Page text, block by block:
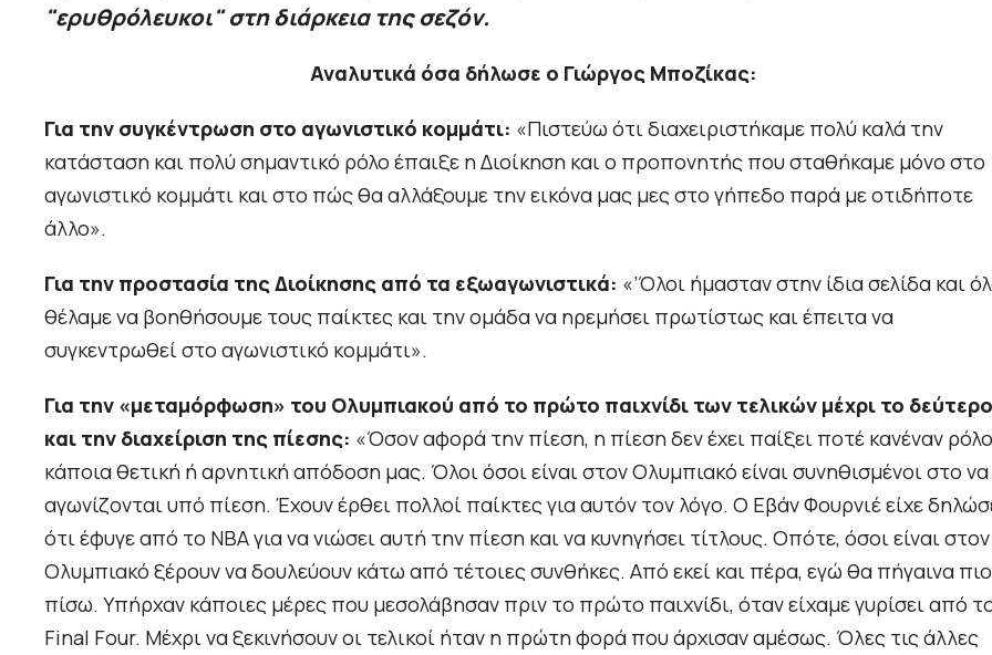
"ερυθρόλευκοι" στη διάρκεια της σεζόν.
Αναλυτικά όσα δήλωσε ο Γιώργος Μποζίκας:
Για την συγκέντρωση στο αγωνιστικό κομμάτι: «Πιστεύω ότι διαχειριστήκαμε πολύ καλά την
κατάσταση και πολύ σημαντικό ρόλο έπαιξε η Διοίκηση και ο προπονητής που σταθήκαμε μόνο στο
αγωνιστικό κομμάτι και στο πώς θα αλλάξουμε την εικόνα μας μες στο γήπεδο παρά με οτιδήποτε
άλλο».
Για την προστασία της Διοίκησης από τα εξωαγωνιστικά: «’Όλοι ήμασταν στην ίδια σελίδα και
θέλαμε να βοηθήσουμε τους παίκτες και την ομάδα να ηρεμήσει πρωτίστως και έπειτα να
συγκεντρωθεί στο αγωνιστικό κομμάτι».
Για την «μεταμόρφωση» του Ολυμπιακού από το πρώτο παιχνίδι των τελικών μέχρι το δεύτερο
και την διαχείριση της πίεσης: «Όσον αφορά την πίεση, η πίεση δεν έχει παίξει ποτέ κανέναν
κάποια θετική ή αρνητική απόδοση μας. Όλοι όσοι είναι στον Ολυμπιακό είναι συνηθισμένοι στο να
αγωνίζονται υπό πίεση. Έχουν έρθει πολλοί παίκτες για αυτόν τον λόγο. Ο Εβάν Φουρνιέ είχε
ότι έφυγε από το ΝΒΑ για να νιώσει αυτή την πίεση και να κυνηγήσει τίτλους. Οπότε, όσοι είναι στον
Ολυμπιακό ξέρουν να δουλεύουν κάτω από τέτοιες συνθήκες. Από εκεί και πέρα, εγώ θα πήγαινα πιο
πίσω. Υπήρχαν κάποιες μέρες που μεσολάβησαν πριν το πρώτο παιχνίδι, όταν είχαμε γυρίσει από
Final Four. Μέχρι να ξεκινήσουν οι τελικοί ήταν η πρώτη φορά που άρχισαν αμέσως. Όλες τις άλλες